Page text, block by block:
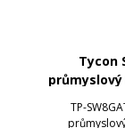
Tycon
průmyslový
TP-